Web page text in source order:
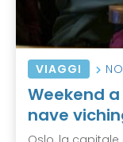
VIAGGI
Weekend
nave